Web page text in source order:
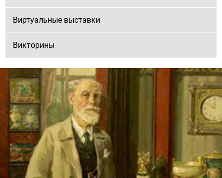
Виртуальные выставки
Викторины